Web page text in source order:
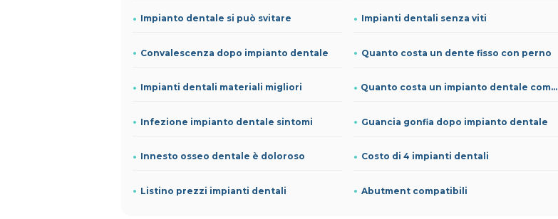
Impianto dentale si può svitare Impianti dentali senza viti
Convalescenza dopo impianto dentale Quanto costa un dente fisso con perno
Impianti dentali materiali migliori Quanto costa un impianto dentale completo
Infezione impianto dentale sintomi Guancia gonfia dopo impianto dentale
Innesto osseo dentale è doloroso Costo di 4 impianti dentali
Listino prezzi impianti dentali Abutment compatibili